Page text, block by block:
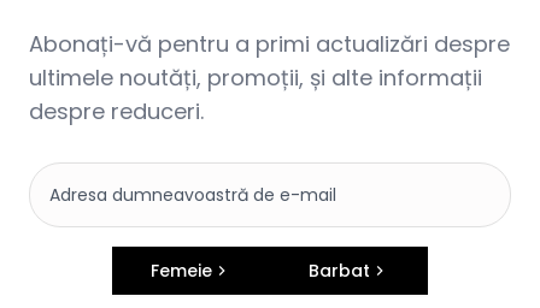
Abonați-vă pentru a primi actualizări despre
ultimele noutăți, promoții, și alte informații
despre reduceri.
Femeie Barbat